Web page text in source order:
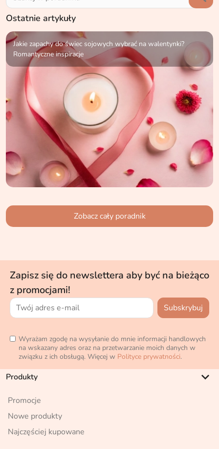
Ostatnie artykuły
Jakie zapachy do świec sojowych wybrać na walentynki?
Romantyczne inspiracje
Zobacz cały poradnik
Zapisz się do newslettera aby być na bieżąco
z promocjami!
Wyrażam zgodę na wysyłanie do mnie informacji handlowych
na wskazany adres oraz na przetwarzanie moich danych w
związku z ich obsługą. Więcej w Polityce prywatności.
Produkty keyboard_arrow_down
Promocje
Nowe produkty
Najczęściej kupowane